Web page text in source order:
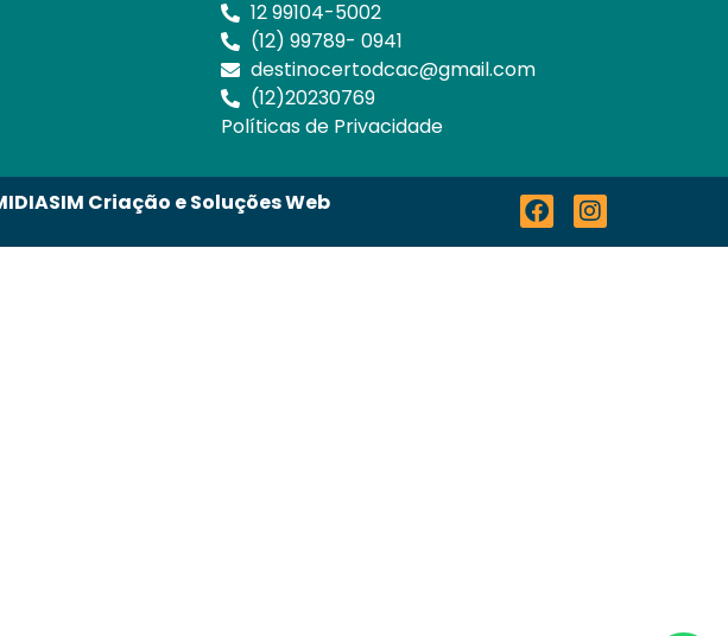
12 99104-5002
(12) 99789- 0941
destinocertodcac@gmail.com
(12)20230769
Políticas de Privacidade
Criação e Soluções Web